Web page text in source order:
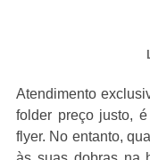
Atendimento
folder preço justo,
flyer. No entanto,